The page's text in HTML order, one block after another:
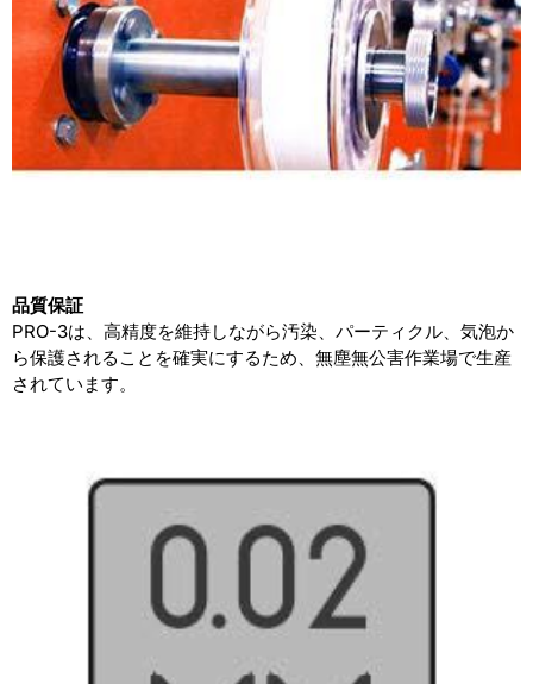
品質保証
PRO-3は、高精度を維持しながら汚染、パーティクル、気泡か
ら保護されることを確実にするため、無塵無公害作業場で生産
されています。